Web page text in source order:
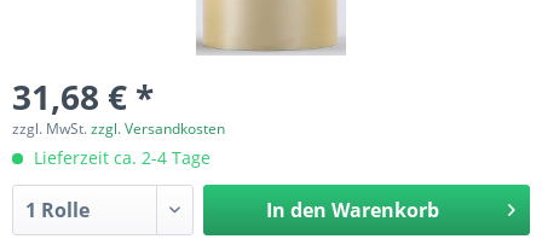
31,68 € *
zzgl. MwSt.zzgl. Versandkosten
Lieferzeit ca. 2-4 Tage
In den Warenkorb